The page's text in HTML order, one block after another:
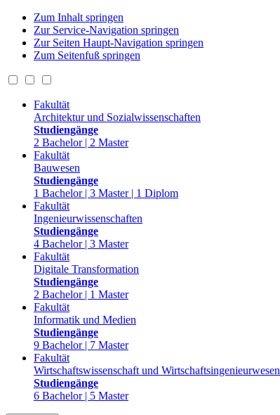
Zum Inhalt springen
Zur Service-Navigation springen
Zur Seiten Haupt-Navigation springen
Zum Seitenfuß springen
Fakultät
Architektur und Sozialwissenschaften
Studiengänge
2 Bachelor | 2 Master
Fakultät
Bauwesen
Studiengänge
1 Bachelor | 3 Master | 1 Diplom
Fakultät
Ingenieurwissenschaften
Studiengänge
4 Bachelor | 3 Master
Fakultät
Digitale Transformation
Studiengänge
2 Bachelor | 1 Master
Fakultät
Informatik und Medien
Studiengänge
9 Bachelor | 7 Master
Fakultät
Wirtschaftswissenschaft und Wirtschaftsingenieurwesen
Studiengänge
6 Bachelor | 5 Master